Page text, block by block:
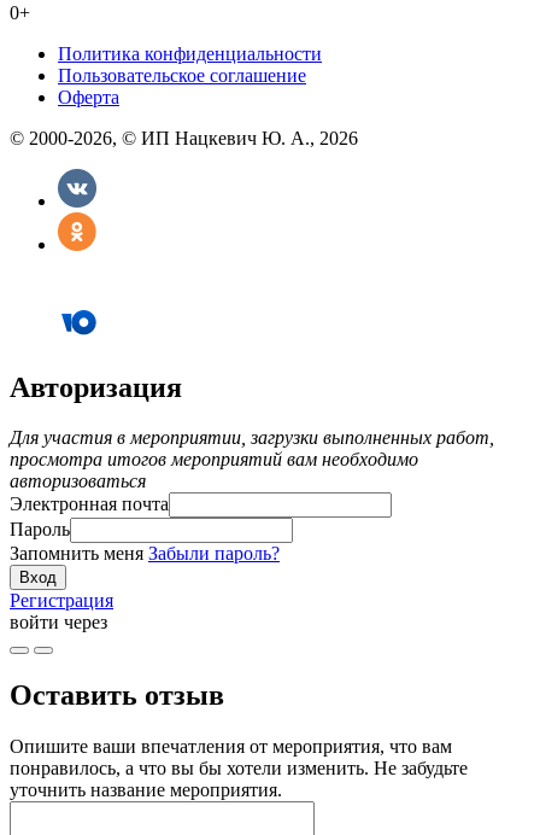
0+
Политика конфиденциальности
Пользовательское соглашение
Оферта
© 2000-2026, © ИП Нацкевич Ю. А., 2026
Авторизация
Для участия в мероприятии, загрузки выполненных работ,
просмотра итогов мероприятий вам необходимо
авторизоваться
Электронная почта
Пароль
Запомнить меня Забыли пароль?
Регистрация
войти через
Оставить отзыв
Опишите ваши впечатления от мероприятия, что вам
понравилось, а что вы бы хотели изменить. Не забудьте
уточнить название мероприятия.